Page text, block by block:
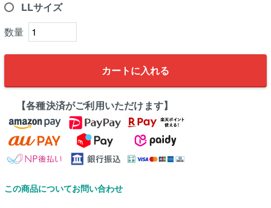
LLサイズ
カートに入れる
【各種決済がご利用いただけます】
この商品についてお問い合わせ